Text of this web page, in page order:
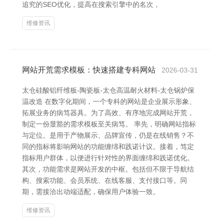
追究的SEO优化，提高在搜索引擎中的名次，
维修资讯
网站开荒需求模板：快速搭建专科网站 2026-03-31
太仓硅酸铝纤维板-陶瓷板-太仓高温耐火材料-太仓锅炉保
温改造 在数字化期间，一个专科的网站是企业展示形象、
拓展业务的病笃器具。为了高效、有序地完成网站开荒，
制定一份显豁的需求模板至关病笃。 率先，明确网站指标
与定位。是用于产物展示、品牌宣传，仍是在线销售？不
同的指标将影响网站的功能缠绵和践诺计议。接着，笃定
指标用户群体，以便进行针对性的界面缠绵和践诺优化。
其次，功能需求是网站开发的中枢。包括但不限于导航结
构、搜索功能、会员系统、在线客服、支付接口等。同
期，需接洽出动端适配，确保用户体验一致。
维修资讯